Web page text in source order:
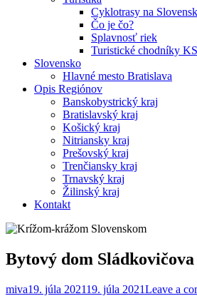
Cyklotrasy na
Čo je čo?
Splavnosť riek
Turistické chodníky
Slovensko
Hlavné mesto Bratislava
Opis Regiónov
Banskobystrický kraj
Bratislavský kraj
Košický kraj
Nitriansky kraj
Prešovský kraj
Trenčiansky kraj
Trnavský kraj
Žilinský kraj
Kontakt
Bytový dom Sládkovičova
miva19. júla 202119. júla 2021Leave a